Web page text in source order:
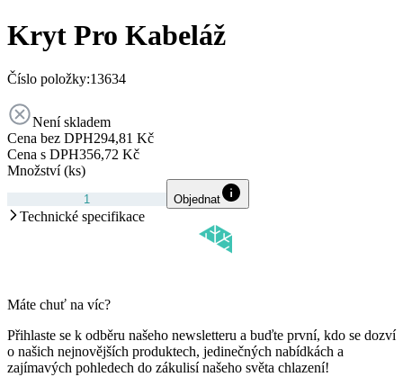
Kryt Pro Kabeláž
Číslo položky:13634
Není skladem
Cena bez DPH294,81 Kč
Cena s DPH356,72 Kč
Množství (ks)
Objednat
Technické specifikace
Máte chuť na víc?
Přihlaste se k odběru našeho newsletteru a buďte první, kdo se dozví
o našich nejnovějších produktech, jedinečných nabídkách a
zajímavých pohledech do zákulisí našeho světa chlazení!